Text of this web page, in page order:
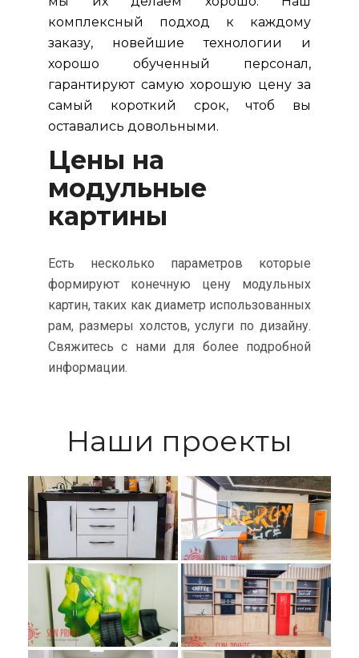
комплексный подход к каждому
заказу, новейшие технологии и
хорошо обученный персонал,
гарантируют самую хорошую цену за
самый короткий срок, чтоб вы
оставались довольными.
Цены на
модульные
картины
Есть несколько параметров которые
формируют конечную цену модульных
картин, таких как диаметр использованных
рам, размеры холстов, услуги по дизайну.
Свяжитесь с нами для более подробной
информации.
Наши проекты